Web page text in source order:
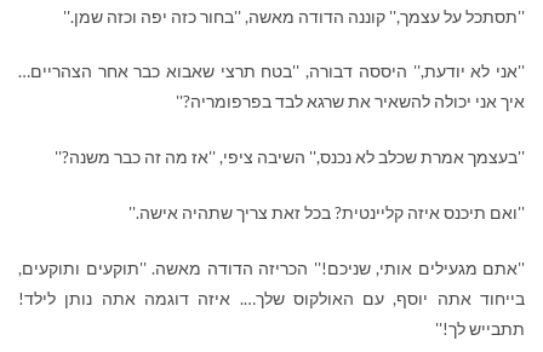
''תסתכל על עצמך,'' קוננה הדודה מאשה, ''בחור כזה יפה וכזה שמן.''
''אני לא יודעת,'' היססה דבורה, ''בטח תרצי שאבוא כבר אחר הצהריים…
איך אני יכולה להשאיר את שרגא לבד בפרפומריה?''
''בעצמך אמרת שכלב לא נכנס,'' השיבה ציפי, ''אז מה זה כבר משנה?''
''ואם תיכנס איזה קליינטית? בכל זאת צריך שתהיה אישה.''
''אתם מגעילים אותי, שניכם!'' הכריזה הדודה מאשה. ''תוקעים ותוקעים,
בייחוד אתה יוסף, עם האולקוס שלך…. איזה דוגמה אתה נותן לילד!
תתבייש לך!''